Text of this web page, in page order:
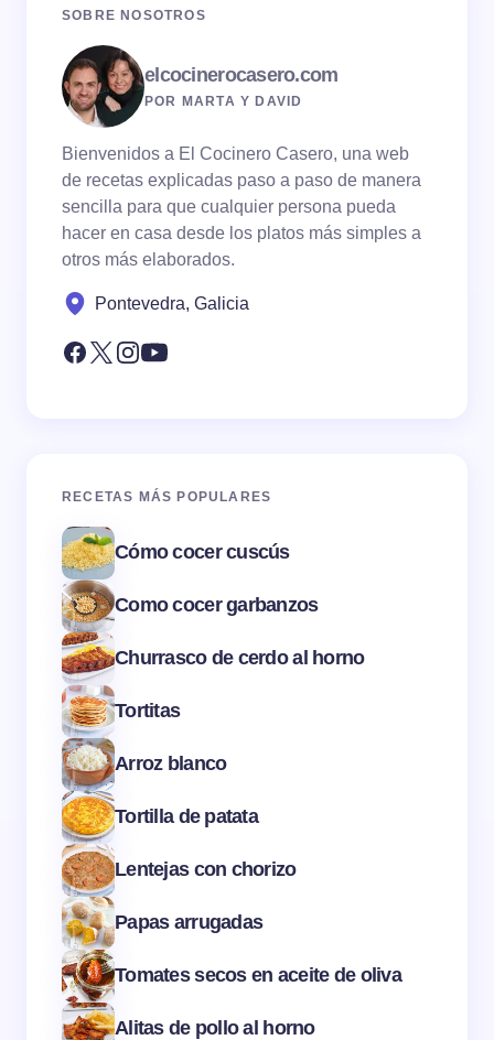
SOBRE NOSOTROS
elcocinerocasero.com
POR MARTA Y DAVID
Bienvenidos a El Cocinero Casero, una web
de recetas explicadas paso a paso de manera
sencilla para que cualquier persona pueda
hacer en casa desde los platos más simples a
otros más elaborados.
Pontevedra, Galicia
RECETAS MÁS POPULARES
Cómo cocer cuscús
Como cocer garbanzos
Churrasco de cerdo al horno
Tortitas
Arroz blanco
Tortilla de patata
Lentejas con chorizo
Papas arrugadas
Tomates secos en aceite de oliva
Alitas de pollo al horno